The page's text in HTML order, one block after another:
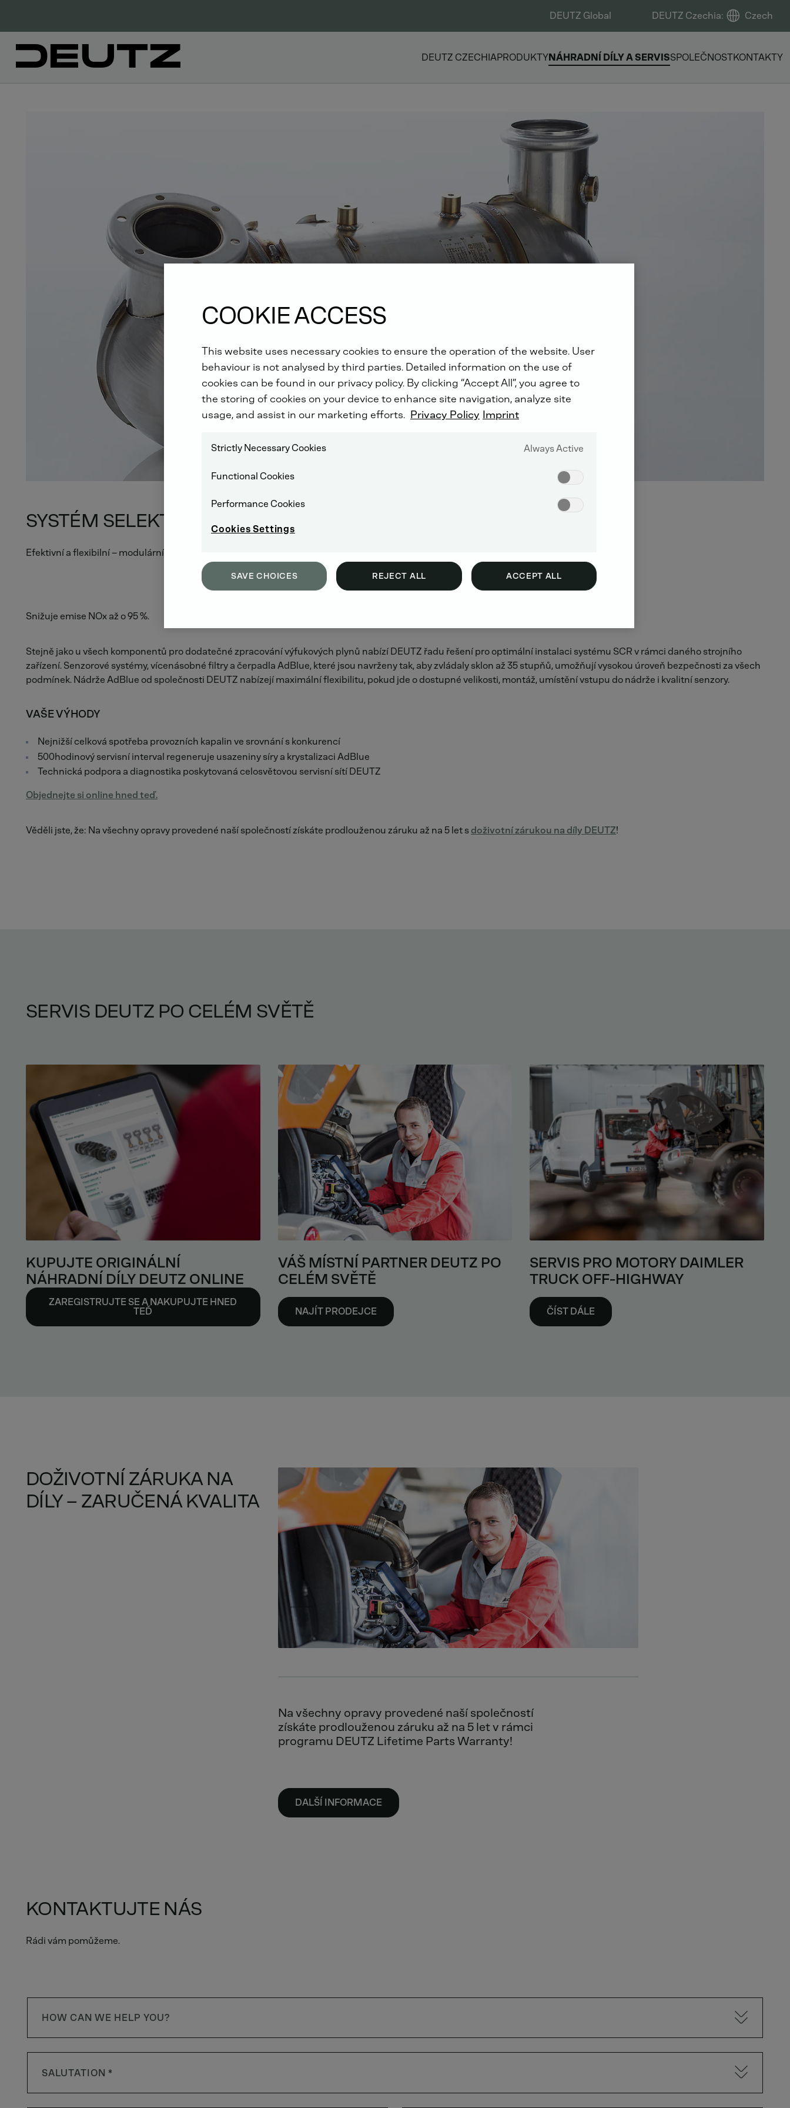
DEUTZ Global DEUTZ Czechia: Czech
DEUTZ CZECHIAPRODUKTYNÁHRADNÍ DÍLY A SERVISSPOLEČNOSTKONTAKTY
SYSTÉM SELEKTIVNÍ KATALYTICKÉ REDUKCE (SCR)
Efektivní a flexibilní – modulární systém EAT.
Snižuje emise NOx až o 95 %.
Stejně jako u všech komponentů pro dodatečné zpracování výfukových plynů nabízí DEUTZ řadu řešení pro optimální instalaci systému SCR v rámci daného strojního
zařízení. Senzorové systémy, vícenásobné filtry a čerpadla AdBlue, které jsou navrženy tak, aby zvládaly sklon až 35 stupňů, umožňují vysokou úroveň bezpečnosti za všech
podmínek. Nádrže AdBlue od společnosti DEUTZ nabízejí maximální flexibilitu, pokud jde o dostupné velikosti, montáž, umístění vstupu do nádrže i kvalitní senzory.
VAŠE VÝHODY
Nejnižší celková spotřeba provozních kapalin ve srovnání s konkurencí
500hodinový servisní interval regeneruje usazeniny síry a krystalizaci AdBlue
Technická podpora a diagnostika poskytovaná celosvětovou servisní sítí DEUTZ
Objednejte si online hned teď.
Věděli jste, že: Na všechny opravy provedené naší společností získáte prodlouženou záruku až na 5 let s doživotní zárukou na díly DEUTZ!
SERVIS DEUTZ PO CELÉM SVĚTĚ
KUPUJTE ORIGINÁLNÍ
NÁHRADNÍ DÍLY DEUTZ ONLINE
ZAREGISTRUJTE SE A NAKUPUJTE HNED
TEĎ
VÁŠ MÍSTNÍ PARTNER DEUTZ PO
CELÉM SVĚTĚ
NAJÍT PRODEJCE
SERVIS PRO MOTORY DAIMLER
TRUCK OFF-HIGHWAY
ČÍST DÁLE
DOŽIVOTNÍ ZÁRUKA NA
DÍLY – ZARUČENÁ KVALITA
Na všechny opravy provedené naší společností
získáte prodlouženou záruku až na 5 let v rámci
programu DEUTZ Lifetime Parts Warranty!
DALŠÍ INFORMACE
KONTAKTUJTE NÁS
Rádi vám pomůžeme.
HOW CAN WE HELP YOU?
SALUTATION *
COOKIE ACCESS
This website uses necessary cookies to ensure the operation of the website. User
behaviour is not analysed by third parties. Detailed information on the use of
cookies can be found in our privacy policy. By clicking “Accept All”, you agree to
the storing of cookies on your device to enhance site navigation, analyze site
usage, and assist in our marketing efforts. Privacy Policy Imprint
Strictly Necessary Cookies Always Active
Functional Cookies
Performance Cookies
Cookies Settings
SAVE CHOICES REJECT ALL ACCEPT ALL